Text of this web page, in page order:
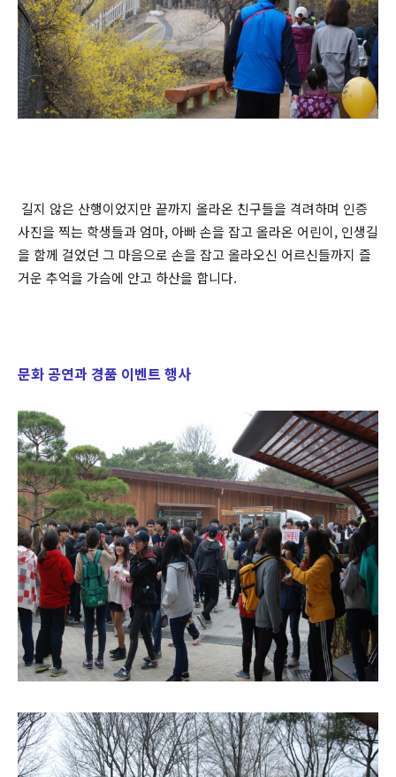
길지 않은 산행이었지만 끝까지 올라온 친구들을 격려하며 인증
사진을 찍는 학생들과 엄마, 아빠 손을 잡고 올라온 어린이, 인생길
을 함께 걸었던 그 마음으로 손을 잡고 올라오신 어르신들까지 즐
거운 추억을 가슴에 안고 하산을 합니다.
문화 공연과 경품 이벤트 행사